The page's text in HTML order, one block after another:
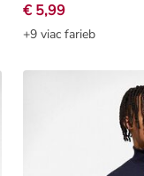
€ 5,99
+9 viac farieb